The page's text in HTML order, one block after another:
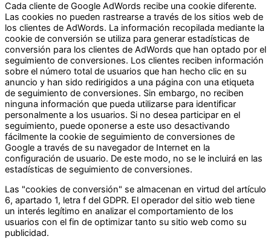
Cada cliente de Google AdWords recibe una cookie diferente.
Las cookies no pueden rastrearse a través de los sitios web de
los clientes de AdWords. La información recopilada mediante la
cookie de conversión se utiliza para generar estadísticas de
conversión para los clientes de AdWords que han optado por el
seguimiento de conversiones. Los clientes reciben información
sobre el número total de usuarios que han hecho clic en su
anuncio y han sido redirigidos a una página con una etiqueta
de seguimiento de conversiones. Sin embargo, no reciben
ninguna información que pueda utilizarse para identificar
personalmente a los usuarios. Si no desea participar en el
seguimiento, puede oponerse a este uso desactivando
fácilmente la cookie de seguimiento de conversiones de
Google a través de su navegador de Internet en la
configuración de usuario. De este modo, no se le incluirá en las
estadísticas de seguimiento de conversiones.
Las "cookies de conversión" se almacenan en virtud del artículo
6, apartado 1, letra f del GDPR. El operador del sitio web tiene
un interés legítimo en analizar el comportamiento de los
usuarios con el fin de optimizar tanto su sitio web como su
publicidad.